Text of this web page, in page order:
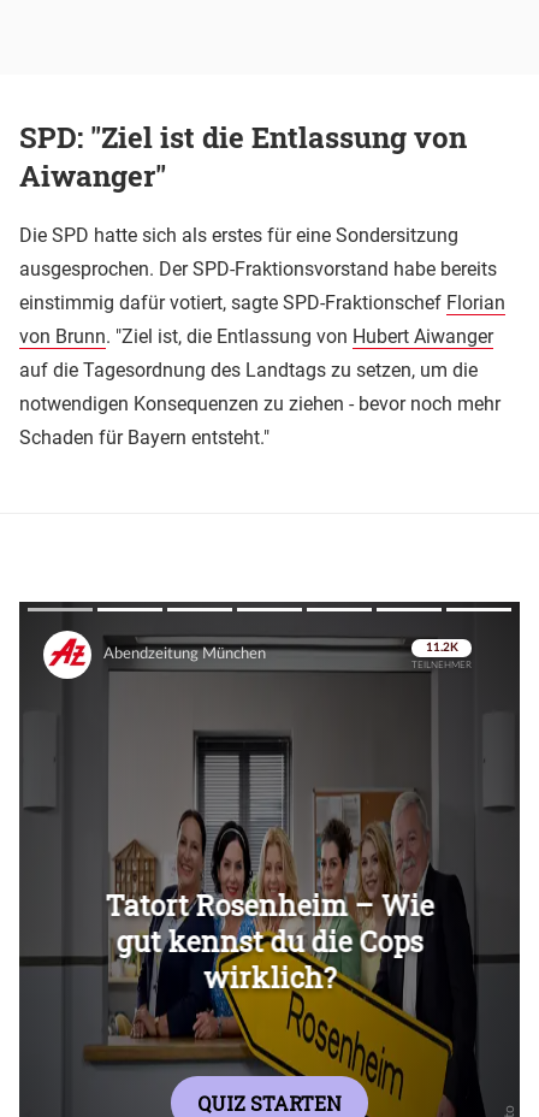
SPD: "Ziel ist die Entlassung von
Aiwanger"
Die SPD hatte sich als erstes für eine Sondersitzung
ausgesprochen. Der SPD-Fraktionsvorstand habe bereits
einstimmig dafür votiert, sagte SPD-Fraktionschef Florian
von Brunn. "Ziel ist, die Entlassung von Hubert Aiwanger
auf die Tagesordnung des Landtags zu setzen, um die
notwendigen Konsequenzen zu ziehen - bevor noch mehr
Schaden für Bayern entsteht."
Überspringen
Überspringen